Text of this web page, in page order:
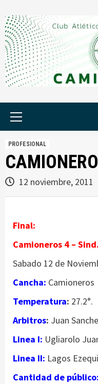
al
contenido
PROFESIONAL
12 noviembre, 2011
Final:
Camioneros 4 –
Sabado 12 de
Cancha: Camioneros
Temperatura: 27.2°.
Arbitros: Juan
Linea I: Ugliarolo
Linea II: Lagos
Cantidad de público: